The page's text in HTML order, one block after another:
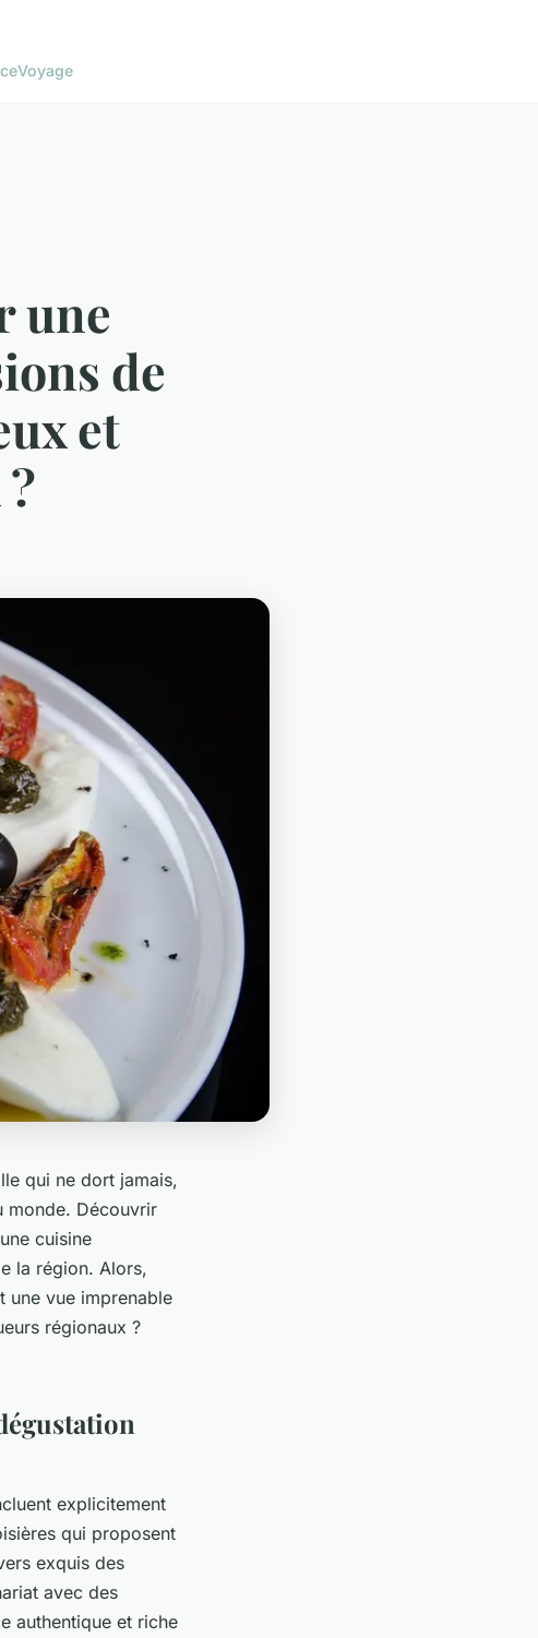
Voyage
une
de
et
qui ne dort jamais,
monde. Découvrir
cuisine
la région. Alors,
une vue imprenable
régionaux ?
explicitement
qui proposent
exquis des
avec des
authentique et riche